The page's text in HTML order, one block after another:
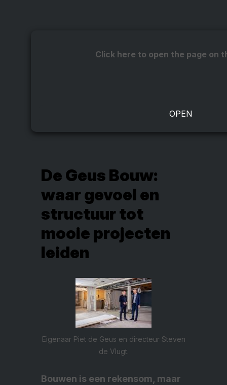
Click here to open the page on
De Geus Bouw:
waar gevoel en
structuur tot
mooie projecten
leiden
Eigenaar Piet de Geus en directeur Steven
de Vlugt.
Bouwen is een rekensom, maar